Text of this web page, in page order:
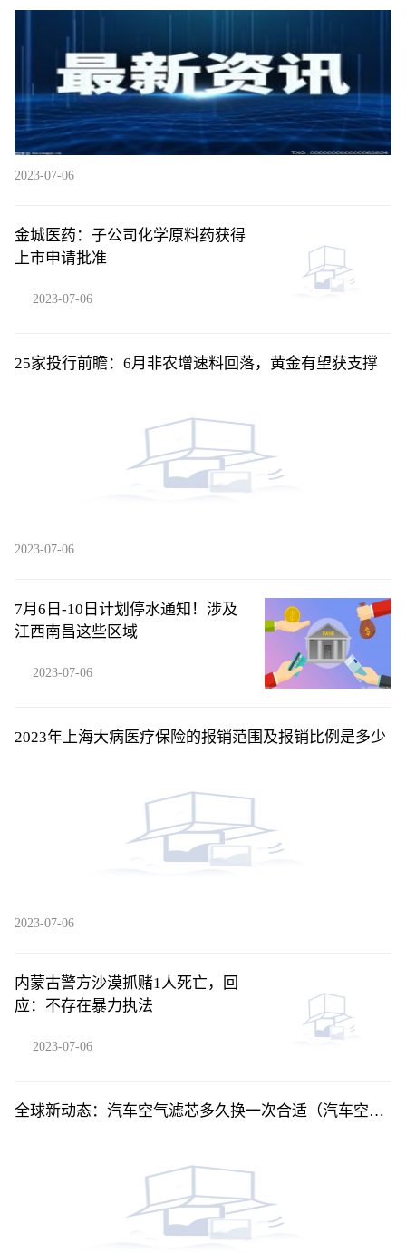
2023-07-06
金城医药：子公司化学原料药获得
上市申请批准
2023-07-06
25家投行前瞻：6月非农增速料回落，黄金有望获支撑
2023-07-06
7月6日-10日计划停水通知！涉及
江西南昌这些区域
2023-07-06
2023年上海大病医疗保险的报销范围及报销比例是多少
2023-07-06
内蒙古警方沙漠抓赌1人死亡，回
应：不存在暴力执法
2023-07-06
全球新动态：汽车空气滤芯多久换一次合适（汽车空气